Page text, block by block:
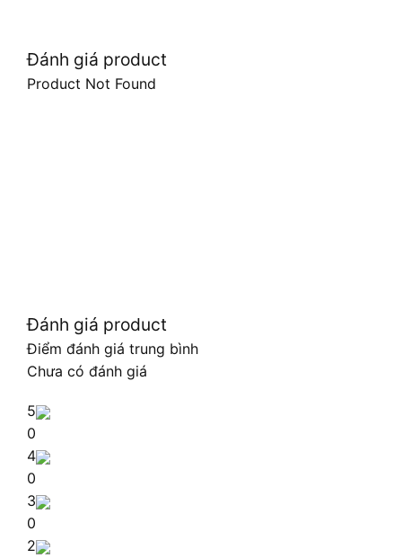
Đánh giá product
Product Not Found
Đánh giá product
Điểm đánh giá trung bình
Chưa có đánh giá
5
0
4
0
3
0
2